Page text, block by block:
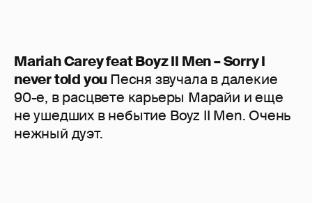
Mariah Carey feat Boyz II Men – Sorry I
never told you Песня звучала в далекие
90-е, в расцвете карьеры Марайи и еще
не ушедших в небытие Boyz II Men. Очень
нежный дуэт.